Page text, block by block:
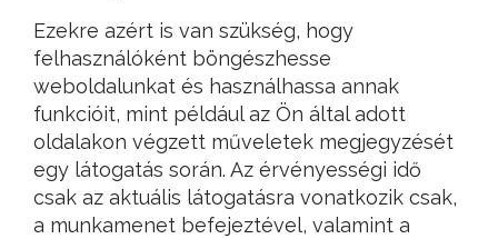
Ezekre azért is van szükség, hogy
felhasználóként böngészhesse
weboldalunkat és használhassa annak
funkcióit, mint például az Ön által adott
oldalakon végzett műveletek megjegyzését
egy látogatás során. Az érvényességi idő
csak az aktuális látogatásra vonatkozik csak,
a munkamenet befejeztével, valamint a